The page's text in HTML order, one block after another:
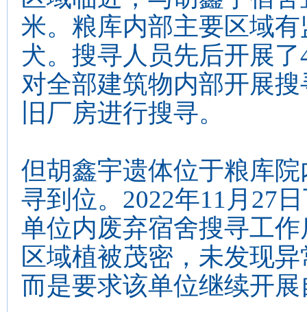
米。粮库内部主要区域
犬。搜寻人员先后开展
对全部建筑物内部开展
旧厂房进行搜寻。
但胡鑫宇遗体位于粮库
寻到位。2022年11月27
单位内废弃宿舍搜寻工
区域植被茂密，未发现
而是要求该单位继续开